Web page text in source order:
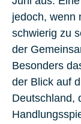
jedoch, wenn
schwierig zu
der
Besonders
der Blick auf
Deutschland,